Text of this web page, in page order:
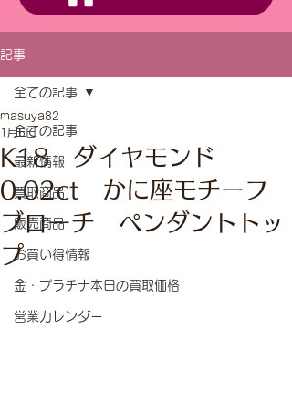
記事
全ての記事
最新情報
買取商品
販売商品
お買い得情報
金・プラチナ本日の買取価格
営業カレンダー
全ての記事
K18 ダイヤモンド
0.02ct かに座モチーフ
ブローチ ペンダントトッ
プ
masuya82
1月6日